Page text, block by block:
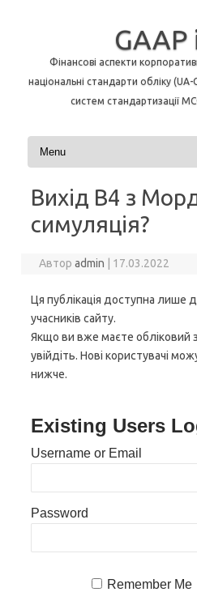
GAAP
Фінансові аспекти
національні стандарти обліку
систем стандартизації
Перейти до контенту
Вихід В4 з
симуляція?
Авторadmin 17.03.2022
Ця публікація доступна лише
учасників сайту.
Якщо ви вже маєте обліковий
увійдіть. Нові користувачі
нижче.
Existing Users
Username or Email
Password
Remember Me